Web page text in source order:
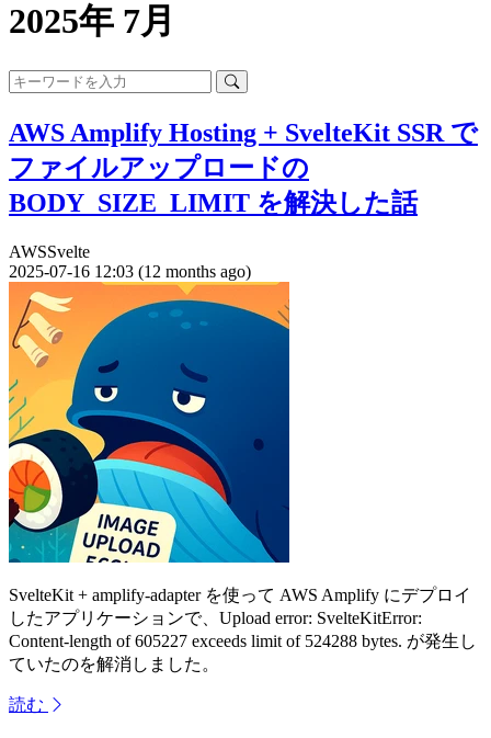
2025年 7月
AWS Amplify Hosting + SvelteKit SSR で
ファイルアップロードの
BODY_SIZE_LIMIT を解決した話
AWSSvelte
2025-07-16 12:03 (12 months ago)
SvelteKit + amplify-adapter を使って AWS Amplify にデプロイ
したアプリケーションで、Upload error: SvelteKitError:
Content-length of 605227 exceeds limit of 524288 bytes. が発生し
ていたのを解消しました。
読む